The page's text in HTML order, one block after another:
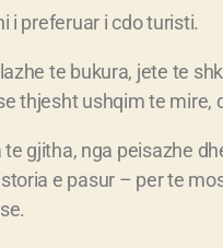
i preferuar i cdo turisti.
te bukura, jete te
thjesht ushqim te mire,
gjitha, nga peisazhe
e pasur – per te